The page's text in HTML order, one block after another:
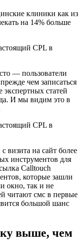
клиники как из
на 14% больше
— пользователи
чем записаться
статей
И мы видим это в
визита на сайт более
инструментов для
Calltouch
которые зашли
окно, так и не
читают смс в первые
большой шанс
выше, чем